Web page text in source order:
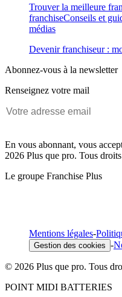
Trouver la meilleure
franchiseConseils et
médias
Devenir franchiseur :
Abonnez-vous à la newsletter
Renseignez votre mail
En vous abonnant, vous
2026 Plus que pro. Tous droits
Le groupe Franchise Plus
Mentions légales-
Gestion des cookies -
© 2026 Plus que pro. Tous
POINT MIDI BATTERIES